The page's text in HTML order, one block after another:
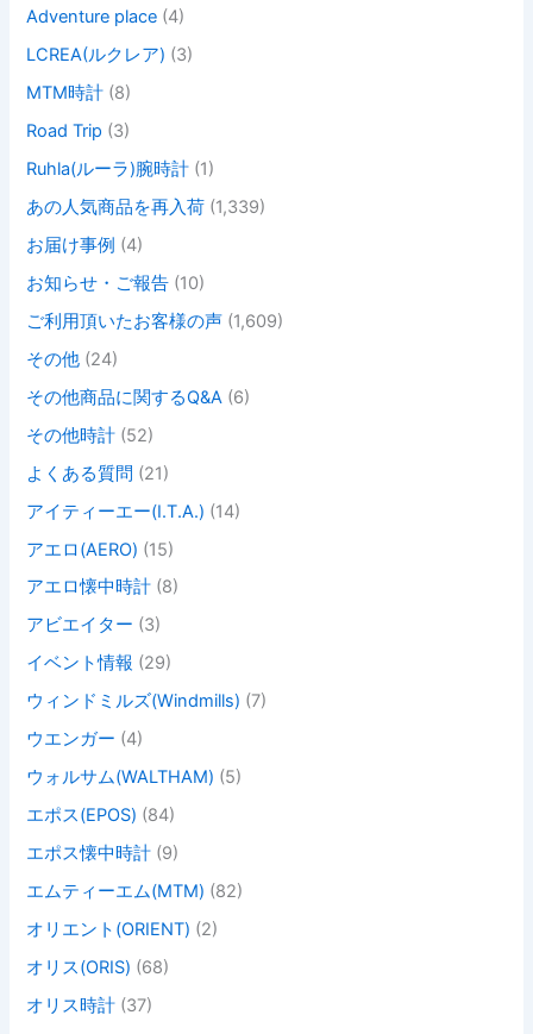
Adventure place (4)
LCREA(ルクレア) (3)
MTM時計 (8)
Road Trip (3)
Ruhla(ルーラ)腕時計 (1)
あの人気商品を再入荷 (1,339)
お届け事例 (4)
お知らせ・ご報告 (10)
ご利用頂いたお客様の声 (1,609)
その他 (24)
その他商品に関するQ&A (6)
その他時計 (52)
よくある質問 (21)
アイティーエー(I.T.A.) (14)
アエロ(AERO) (15)
アエロ懐中時計 (8)
アビエイター (3)
イベント情報 (29)
ウィンドミルズ(Windmills) (7)
ウエンガー (4)
ウォルサム(WALTHAM) (5)
エポス(EPOS) (84)
エポス懐中時計 (9)
エムティーエム(MTM) (82)
オリエント(ORIENT) (2)
オリス(ORIS) (68)
オリス時計 (37)